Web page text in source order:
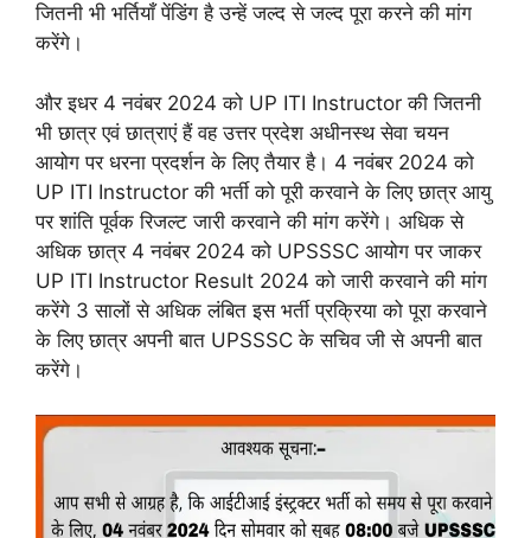
जितनी भी भर्तियाँ पेंडिंग है उन्हें जल्द से जल्द पूरा करने की मांग
करेंगे।
और इधर 4 नवंबर 2024 को UP ITI Instructor की जितनी
भी छात्र एवं छात्राएं हैं वह उत्तर प्रदेश अधीनस्थ सेवा चयन
आयोग पर धरना प्रदर्शन के लिए तैयार है। 4 नवंबर 2024 को
UP ITI Instructor की भर्ती को पूरी करवाने के लिए छात्र आयु
पर शांति पूर्वक रिजल्ट जारी करवाने की मांग करेंगे। अधिक से
अधिक छात्र 4 नवंबर 2024 को UPSSSC आयोग पर जाकर
UP ITI Instructor Result 2024 को जारी करवाने की मांग
करेंगे 3 सालों से अधिक लंबित इस भर्ती प्रक्रिया को पूरा करवाने
के लिए छात्र अपनी बात UPSSSC के सचिव जी से अपनी बात
करेंगे।